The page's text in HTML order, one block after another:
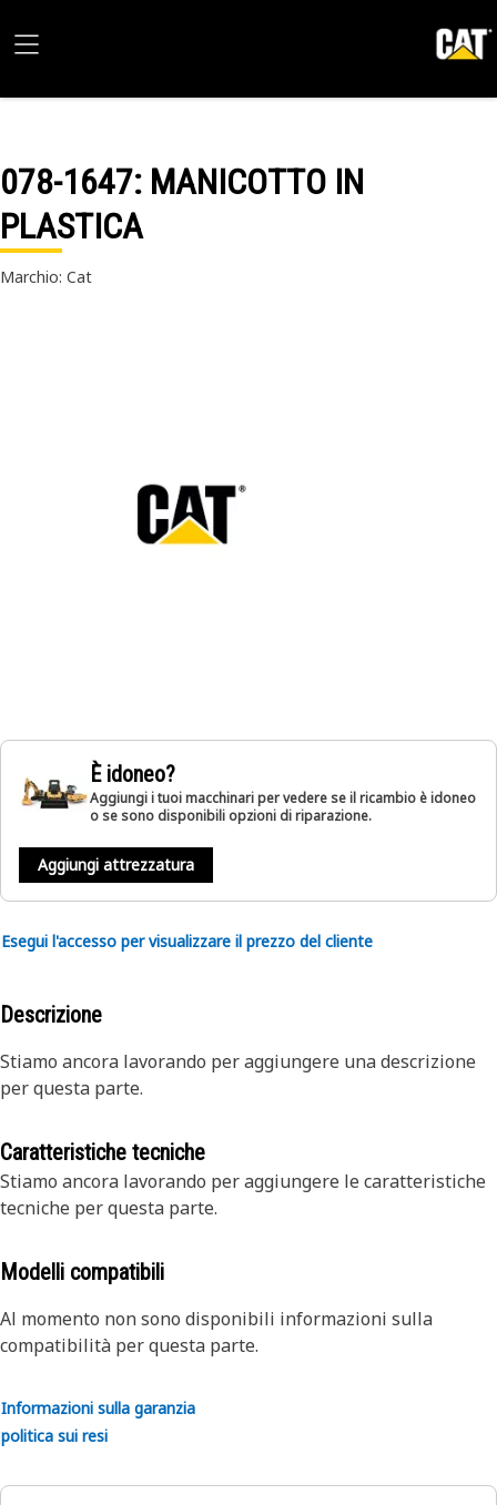
078-1647: MANICOTTO IN
PLASTICA
Marchio: Cat
È idoneo?
Aggiungi i tuoi macchinari per vedere se il ricambio è idoneo
o se sono disponibili opzioni di riparazione.
Aggiungi attrezzatura
Esegui l'accesso per visualizzare il prezzo del cliente
Descrizione
Stiamo ancora lavorando per aggiungere una descrizione
per questa parte.
Caratteristiche tecniche
Stiamo ancora lavorando per aggiungere le caratteristiche
tecniche per questa parte.
Modelli compatibili
Al momento non sono disponibili informazioni sulla
compatibilità per questa parte.
Informazioni sulla garanzia
politica sui resi